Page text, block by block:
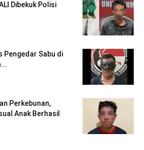
Dibekuk Polisi
Pengedar Sabu di
Perkebunan,
Anak Berhasil